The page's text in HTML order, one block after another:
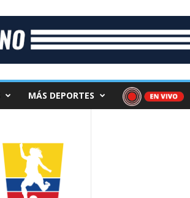
MÁS DEPORTES